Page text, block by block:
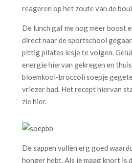
reageren op het zoute van de
De lunch gaf me nog meer boost
direct naar de sportschool
pittig pilates lesje te volgen.
energie hiervan gekregen en
bloemkool-broccoli soepje
vriezer had. Het recept hiervan
ziehier.
De sappen vullen erg goed
honger hebt. Als je maag knort is